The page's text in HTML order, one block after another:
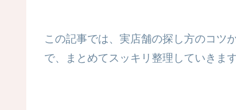
この記事では、実店舗の探し方のコツ
で、まとめてスッキリ整理していきます